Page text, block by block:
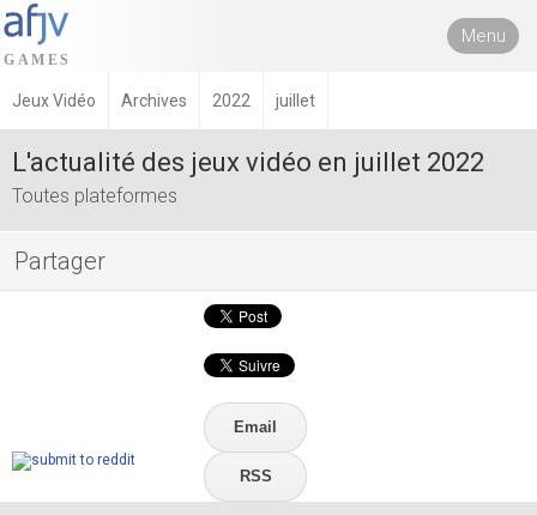
Menu
Jeux Vidéo Archives 2022 juillet
L'actualité des jeux vidéo en juillet 2022
Toutes plateformes
Partager
Email
RSS